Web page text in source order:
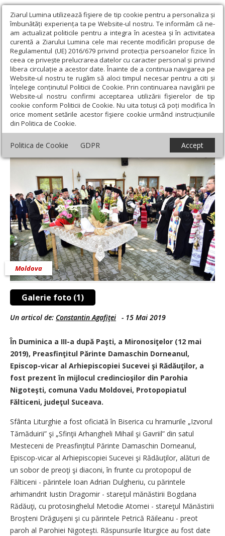
Ziarul Lumina utilizează fişiere de tip cookie pentru a personaliza și
îmbunătăți experiența ta pe Website-ul nostru. Te informăm că ne-
am actualizat politicile pentru a integra în acestea și în activitatea
curentă a Ziarului Lumina cele mai recente modificări propuse de
Regulamentul (UE) 2016/679 privind protecția persoanelor fizice în
ceea ce privește prelucrarea datelor cu caracter personal și privind
libera circulație a acestor date. Înainte de a continua navigarea pe
Website-ul nostru te rugăm să aloci timpul necesar pentru a citi și
înțelege conținutul Politicii de Cookie. Prin continuarea navigării pe
Website-ul nostru confirmi acceptarea utilizării fişierelor de tip
cookie conform Politicii de Cookie. Nu uita totuși că poți modifica în
orice moment setările acestor fişiere cookie urmând instrucțiunile
din Politica de Cookie.
Politica de Cookie GDPR Accept
Ziarul Lumina › Regionale › Moldova › „Să învăţăm de la
femeile mironosiţe să-i preţuim pe oameni”
„Să învăţăm de la femeile mironosiţe să-i
preţuim pe oameni”
Galerie foto (1)
Moldova
Un articol de: Constantin Agafiţei - 15 Mai 2019
În Duminica a III-a după Paşti, a Mironosiţelor (12 mai
2019), Preasfinţitul Părinte Damaschin Dorneanul,
Episcop-vicar al Arhiepiscopiei Sucevei şi Rădăuţilor, a
fost prezent în mijlocul credincioşilor din Parohia
Nigoteşti, comuna Vadu Moldovei, Protopopiatul
Fălticeni, judeţul Suceava.
Sfânta Liturghie a fost oficiată în Biserica cu hramurile „Izvorul
Tămăduirii” şi „Sfinţii Arhangheli Mihail şi Gavriil” din satul
Mesteceni de Preasfinţitul Părinte Damaschin Dorneanul,
Episcop-vicar al Arhiepiscopiei Sucevei şi Rădăuţilor, alături de
un sobor de preoţi şi diaconi, în frunte cu protopopul de
Fălticeni - părintele Ioan Adrian Dulgheriu, cu părintele
arhimandrit Iustin Dragomir - stareţul mănăstirii Bogdana
Rădăuţi, cu protosinghelul Metodie Atomei - stareţul Mănăstirii
Broşteni Drăguşeni şi cu părintele Petrică Răileanu - preot
paroh al Parohiei Nigoteşti. Răspunsurile liturgice au fost date